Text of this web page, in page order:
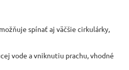
spínať aj väčšie cirkulárky,
vode a vniknutiu prachu, vhodné